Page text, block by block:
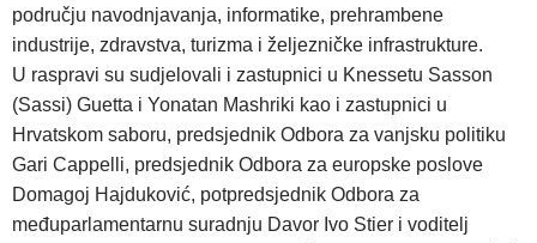
području navodnjavanja, informatike, prehrambene
industrije, zdravstva, turizma i željezničke infrastrukture.
U raspravi su sudjelovali i zastupnici u Knessetu Sasson
(Sassi) Guetta i Yonatan Mashriki kao i zastupnici u
Hrvatskom saboru, predsjednik Odbora za vanjsku politiku
Gari Cappelli, predsjednik Odbora za europske poslove
Domagoj Hajduković, potpredsjednik Odbora za
međuparlamentarnu suradnju Davor Ivo Stier i voditelj